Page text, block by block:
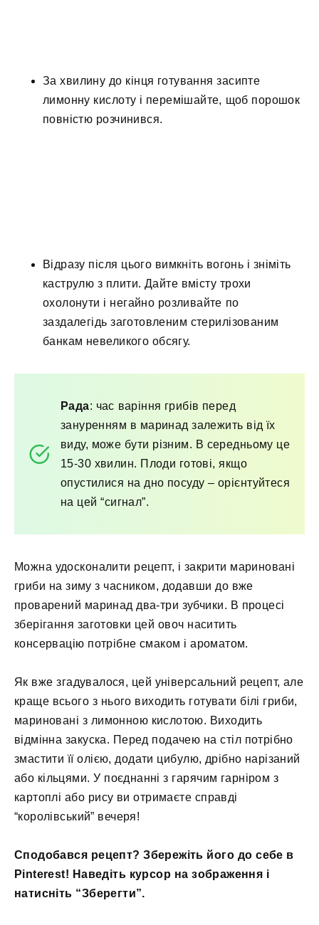
За хвилину до кінця готування засипте
лимонну кислоту і перемішайте, щоб порошок
повністю розчинився.
Відразу після цього вимкніть вогонь і зніміть
каструлю з плити. Дайте вмісту трохи
охолонути і негайно розливайте по
заздалегідь заготовленим стерилізованим
банкам невеликого обсягу.
Рада: час варіння грибів перед
зануренням в маринад залежить від їх
виду, може бути різним. В середньому це
15-30 хвилин. Плоди готові, якщо
опустилися на дно посуду – орієнтуйтеся
на цей “сигнал”.
Можна удосконалити рецепт, і закрити мариновані
гриби на зиму з часником, додавши до вже
проварений маринад два-три зубчики. В процесі
зберігання заготовки цей овоч наситить
консервацію потрібне смаком і ароматом.
Як вже згадувалося, цей універсальний рецепт, але
краще всього з нього виходить готувати білі гриби,
мариновані з лимонною кислотою. Виходить
відмінна закуска. Перед подачею на стіл потрібно
змастити її олією, додати цибулю, дрібно нарізаний
або кільцями. У поєднанні з гарячим гарніром з
картоплі або рису ви отримаєте справді
“королівський” вечеря!
Сподобався рецепт? Збережіть його до себе в
Pinterest! Наведіть курсор на зображення і
натисніть “Зберегти”.